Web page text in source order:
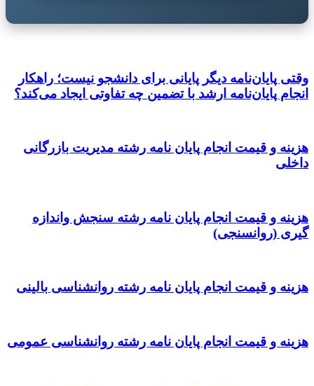
وقتی پایان‌نامه دیگر پایانی برای دانشجو نیست؛ راهکار
انجام پایان‌نامه ارشد با تضمین چه تفاوتی ایجاد می‌کند؟
هزینه و قیمت انجام پایان نامه رشته مدیریت بازرگانی
داخلی
هزینه و قیمت انجام پایان نامه رشته سنجش واندازه
گیری (روانسنجی)
هزینه و قیمت انجام پایان نامه رشته روانشناسی بالینی
هزینه و قیمت انجام پایان نامه رشته روانشناسی عمومی